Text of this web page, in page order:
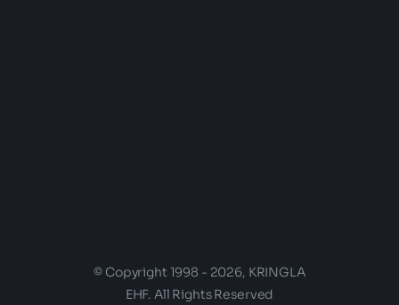
© Copyright 1998 - 2026, KRINGLA
EHF. All Rights Reserved